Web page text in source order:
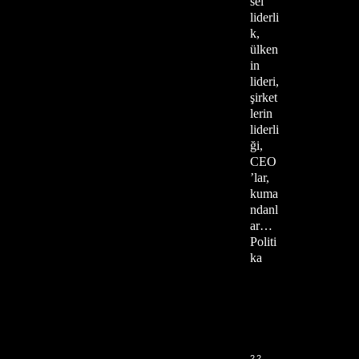
liderli
k,
ülken
in
lideri,
şirket
lerin
liderli
ği,
CEO
’lar,
kuma
ndanl
ar…
Politi
ka